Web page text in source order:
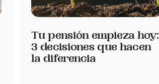
Tu pensión empieza hoy:
3 decisiones que hacen
la diferencia